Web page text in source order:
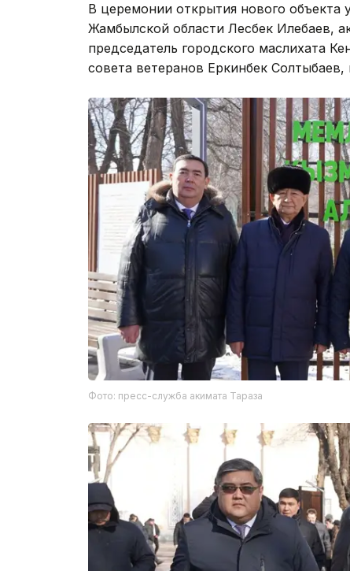
В церемонии открытия нового объекта
Жамбылской области Лесбек Илебаев,
председатель городского маслихата
совета ветеранов Еркинбек
Фото: пресс-служба акимата Тараза